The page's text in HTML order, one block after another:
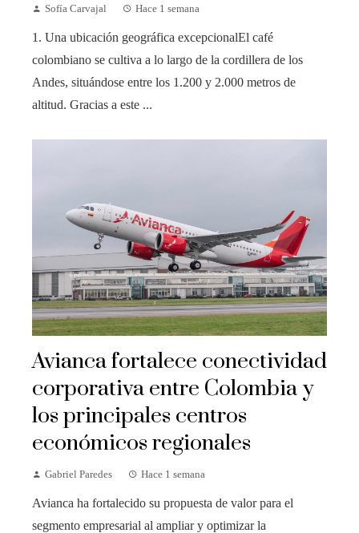
Sofía Carvajal Hace 1 semana
1. Una ubicación geográfica excepcionalEl café
colombiano se cultiva a lo largo de la cordillera de los
Andes, situándose entre los 1.200 y 2.000 metros de
altitud. Gracias a este ...
Avianca fortalece conectividad
corporativa entre Colombia y
los principales centros
económicos regionales
Gabriel Paredes Hace 1 semana
Avianca ha fortalecido su propuesta de valor para el
segmento empresarial al ampliar y optimizar la